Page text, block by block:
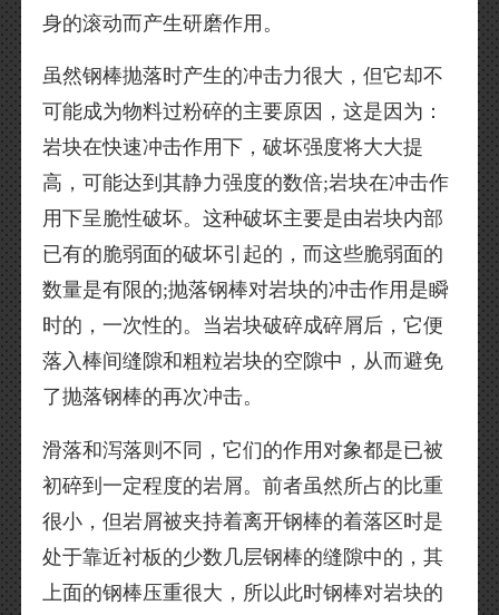
身的滚动而产生研磨作用。
虽然钢棒抛落时产生的冲击力很大，但它却不
可能成为物料过粉碎的主要原因，这是因为：
岩块在快速冲击作用下，破坏强度将大大提
高，可能达到其静力强度的数倍;岩块在冲击作
用下呈脆性破坏。这种破坏主要是由岩块内部
已有的脆弱面的破坏引起的，而这些脆弱面的
数量是有限的;抛落钢棒对岩块的冲击作用是瞬
时的，一次性的。当岩块破碎成碎屑后，它便
落入棒间缝隙和粗粒岩块的空隙中，从而避免
了抛落钢棒的再次冲击。
滑落和泻落则不同，它们的作用对象都是已被
初碎到一定程度的岩屑。前者虽然所占的比重
很小，但岩屑被夹持着离开钢棒的着落区时是
处于靠近衬板的少数几层钢棒的缝隙中的，其
上面的钢棒压重很大，所以此时钢棒对岩块的